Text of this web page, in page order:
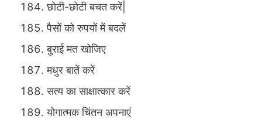
छोटी-छोटी बचत करें|
पैसों को रुपयों में बदलें
बुराई मत खोजिए
मधुर बातें करें
सत्य का साक्षात्कार करें
योगात्मक चिंतन अपनाएं